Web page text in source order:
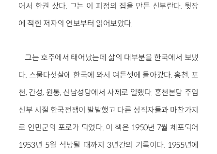
어서 한권 샀다. 그는 이 피정의 집을 만든 신부란다. 뒷장
에 적힌 저자의 연보부터 읽어보았다.
그는 호주에서 태어났는데 삶의 대부분을 한국에서 보냈
다. 스물다섯살에 한국에 와서 여든셋에 돌아갔다. 홍천, 포
천, 간성, 원통, 신남성당에서 사제로 일했다. 홍천본당 주임
신부 시절 한국전쟁이 발발했고 다른 성직자들과 마찬가지
로 인민군의 포로가 되었다. 이 책은 1950년 7월 체포되어
1953년 5월 석방될 때까지 3년간의 기록이다. 1955년에